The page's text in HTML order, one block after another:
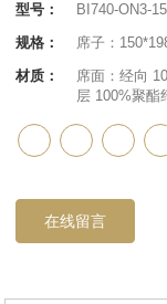
型号：
BI740-ON3-
规格：
席子：
材质：
席面：经向
层 100%聚酯
在线留言